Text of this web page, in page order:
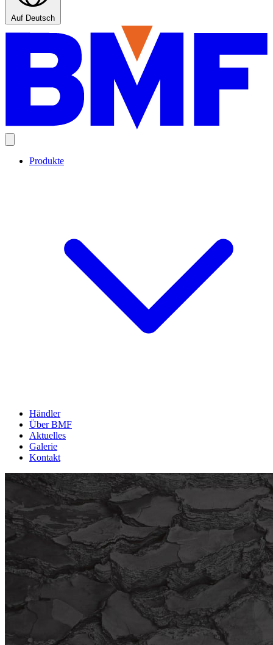
Auf Deutsch
Produkte
Händler
Über BMF
Aktuelles
Galerie
Kontakt